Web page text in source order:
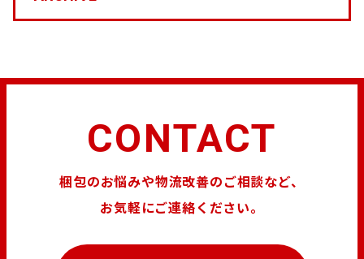
CONTACT
梱包のお悩みや物流改善のご相談など、
お気軽にご連絡ください。